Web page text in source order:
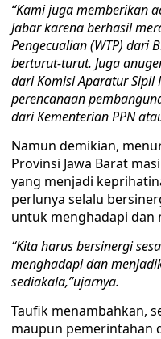
“Kami juga memberikan
Jabar karena berhasil
Pengecualian (WTP) dari
berturut-turut. Juga
dari Komisi Aparatur Sipil
perencanaan
dari Kementerian PPN
Namun demikian,
Provinsi Jawa Barat
yang menjadi
perlunya selalu
untuk menghadapi dan
“Kita harus bersinergi
menghadapi dan
sediakala,”ujarnya.
Taufik menambahkan,
maupun pemerintahan